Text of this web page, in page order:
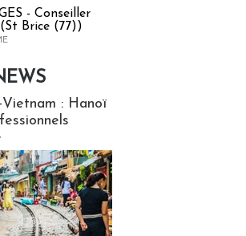
- Conseiller
Brice (77))
: Hanoï